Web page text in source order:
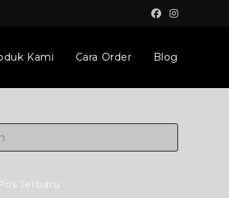
Kami Cara Order Blog
Terbaru